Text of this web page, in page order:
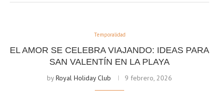
Temporalidad
EL AMOR SE CELEBRA VIAJANDO: IDEAS PARA
SAN VALENTÍN EN LA PLAYA
byRoyal Holiday Club 9 febrero, 2026